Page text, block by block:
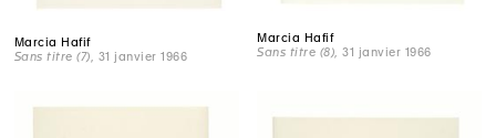
Marcia Hafif
Sans titre (7) , 31 janvier 1966
Marcia Hafif
Sans titre (8) , 31 janvier 1966